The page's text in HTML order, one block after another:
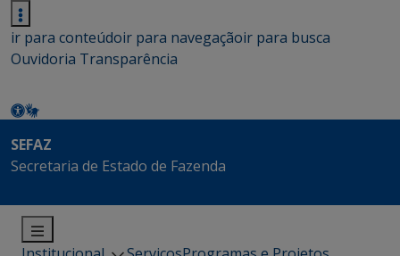
ir para conteúdoir para navegaçãoir para busca
Ouvidoria Transparência
SEFAZ
Secretaria de Estado de Fazenda